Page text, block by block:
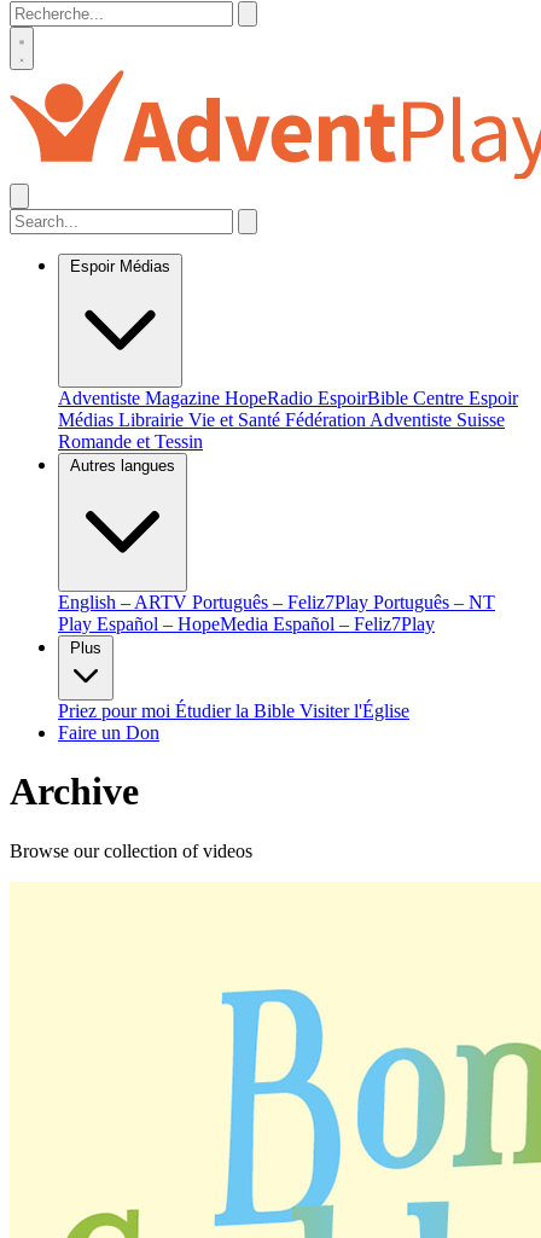
Espoir Médias
Adventiste Magazine HopeRadio EspoirBible Centre Espoir
Médias Librairie Vie et Santé Fédération Adventiste Suisse
Romande et Tessin
Autres langues
English – ARTV Português – Feliz7Play Português – NT
Play Español – HopeMedia Español – Feliz7Play
Plus
Priez pour moi Étudier la Bible Visiter l'Église
Faire un Don
Archive
Browse our collection of videos